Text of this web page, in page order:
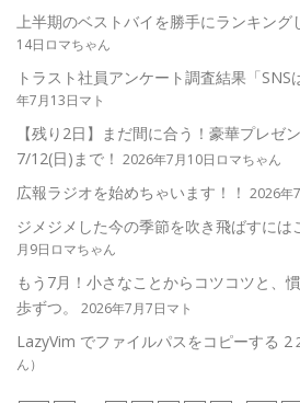
上半期のベストバイを勝手にランキング
14日ロマちゃん
トラスト社員アンケート調査結果「SNS
年7月13日マト
【残り2日】まだ間に合う！豪華プレゼ
7/12(日)まで！ 2026年7月10日ロマちゃん
広報ラジオを始めちゃいます！！ 2026年
ジメジメした今の季節を吹き飛ばすには
月9日ロマちゃん
もう7月！小さなことからコツコツと、
歩ずつ。
2026年7月7日マト
LazyVim でファイルパスをコピーする 2
ん）